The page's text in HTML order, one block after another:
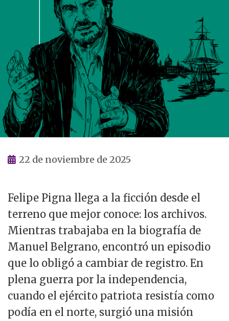
22 de noviembre de 2025
Felipe Pigna llega a la ficción desde el
terreno que mejor conoce: los archivos.
Mientras trabajaba en la biografía de
Manuel Belgrano, encontró un episodio
que lo obligó a cambiar de registro. En
plena guerra por la independencia,
cuando el ejército patriota resistía como
podía en el norte, surgió una misión